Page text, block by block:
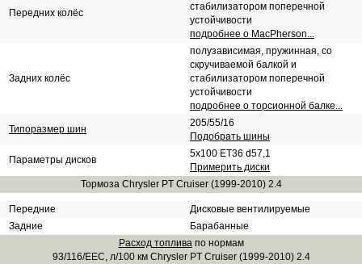
Передних колёс
стабилизатором поперечной
устойчивости
подробнее о MacPherson...
Задних колёс
полузависимая, пружинная, со
скручиваемой балкой и
стабилизатором поперечной
устойчивости
подробнее о торсионной балке...
Типоразмер шин
205/55/16
Подобрать шины
Параметры дисков
5x100 ET36 d57,1
Примерить диски
Тормоза Chrysler PT Cruiser (1999-2010) 2.4
Передние
Дисковые вентилируемые
Задние
Барабанные
Расход топливапо нормам
93/116/EEC, л/100 км Chrysler PT Cruiser (1999-2010) 2.4